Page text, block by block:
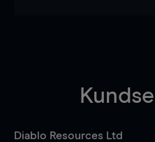
Diablo Resources Ltd